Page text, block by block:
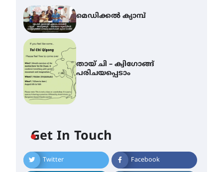
മെഡിക്കൽ ക്യാമ്പ്
തായ് ചി – ക്വിഗോങ്ങ്
പരിചയപ്പെടാം
Get In Touch
Twitter Facebook